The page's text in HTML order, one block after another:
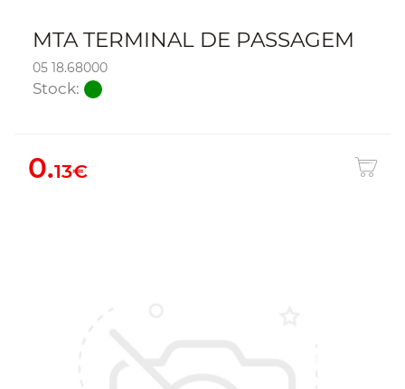
MTA TERMINAL DE PASSAGEM
05 18.68000
Stock:
0.13€